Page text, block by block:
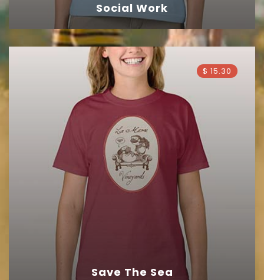
Social Work
$ 15.30
Save The Sea